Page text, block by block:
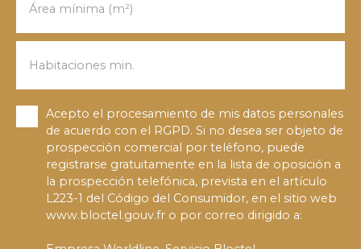
Área mínima (m²)
Habitaciones min.
Acepto el procesamiento de mis datos personales
de acuerdo con el RGPD. Si no desea ser objeto de
prospección comercial por teléfono, puede
registrarse gratuitamente en la lista de oposición a
la prospección telefónica, prevista en el artículo
L223-1 del Código del Consumidor, en el sitio web
www.bloctel.gouv.fr o por correo dirigido a: